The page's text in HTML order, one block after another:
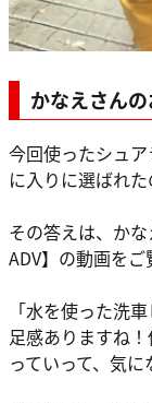
かなえさん
今回使ったシュ
に入りに選ばれ
その答えは、か
ADV】の動画をご
「水を使った洗
足感ありますね
っていって、気に